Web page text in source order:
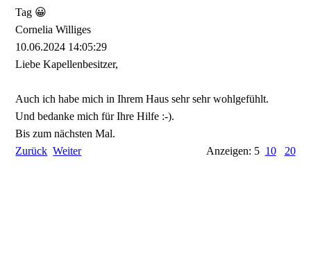
Tag 😀
Cornelia Williges
10.06.2024 14:05:29
Liebe Kapellenbesitzer,
Auch ich habe mich in Ihrem Haus sehr sehr wohlgefühlt.
Und bedanke mich für Ihre Hilfe :-).
Bis zum nächsten Mal.
Zurück Weiter Anzeigen: 5 10 20